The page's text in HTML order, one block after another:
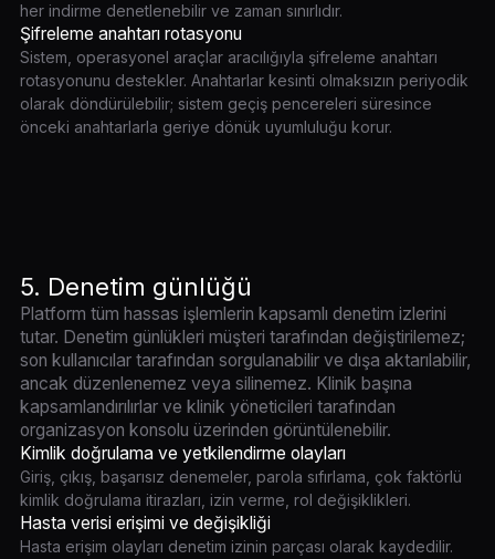
her indirme denetlenebilir ve zaman sınırlıdır.
Şifreleme anahtarı rotasyonu
Sistem, operasyonel araçlar aracılığıyla şifreleme anahtarı
rotasyonunu destekler. Anahtarlar kesinti olmaksızın periyodik
olarak döndürülebilir; sistem geçiş pencereleri süresince
önceki anahtarlarla geriye dönük uyumluluğu korur.
5. Denetim günlüğü
Platform tüm hassas işlemlerin kapsamlı denetim izlerini
tutar. Denetim günlükleri müşteri tarafından değiştirilemez;
son kullanıcılar tarafından sorgulanabilir ve dışa aktarılabilir,
ancak düzenlenemez veya silinemez. Klinik başına
kapsamlandırılırlar ve klinik yöneticileri tarafından
organizasyon konsolu üzerinden görüntülenebilir.
Kimlik doğrulama ve yetkilendirme olayları
Giriş, çıkış, başarısız denemeler, parola sıfırlama, çok faktörlü
kimlik doğrulama itirazları, izin verme, rol değişiklikleri.
Hasta verisi erişimi ve değişikliği
Hasta erişim olayları denetim izinin parçası olarak kaydedilir.